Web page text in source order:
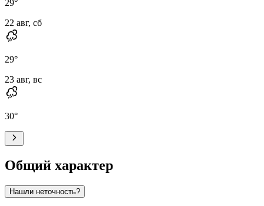
29°
22 авг, сб
29°
23 авг, вс
30°
Общий характер
Нашли неточность?